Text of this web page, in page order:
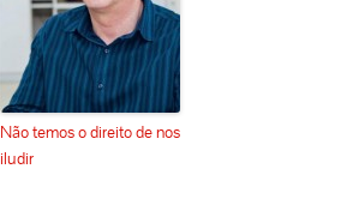
Não temos o direito de nos
iludir